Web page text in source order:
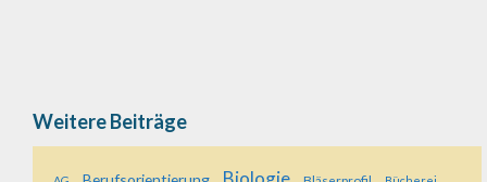
Weitere Beiträge